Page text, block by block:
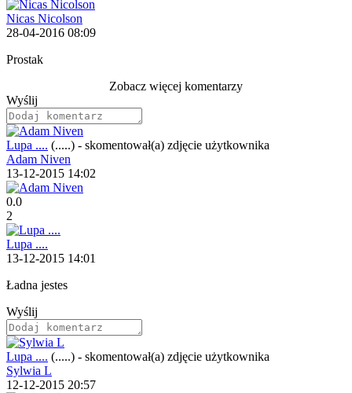
Nicas Nicolson
28-04-2016 08:09
Prostak
Zobacz więcej komentarzy
Wyślij
Lupa .... (.....) - skomentował(a) zdjęcie użytkownika
Adam Niven
13-12-2015 14:02
0.0
2
Lupa ....
13-12-2015 14:01
Ładna jestes
Wyślij
Lupa .... (.....) - skomentował(a) zdjęcie użytkownika
Sylwia L
12-12-2015 20:57